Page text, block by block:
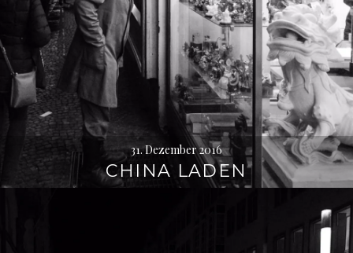
31. Dezember 2016
CHINA LADEN